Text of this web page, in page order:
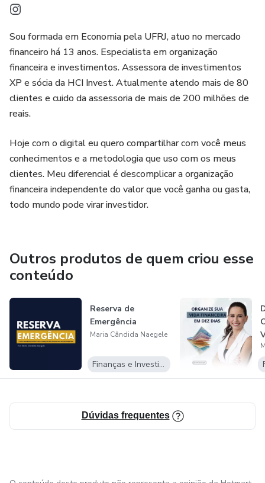
Sou formada em Economia pela UFRJ, atuo no mercado
financeiro há 13 anos. Especialista em organização
financeira e investimentos. Assessora de investimentos
XP e sócia da HCI Invest. Atualmente atendo mais de 80
clientes e cuido da assessoria de mais de 200 milhões de
reais.
Hoje com o digital eu quero compartilhar com você meus
conhecimentos e a metodologia que uso com os meus
clientes. Meu diferencial é descomplicar a organização
financeira independente do valor que você ganha ou gasta,
todo mundo pode virar investidor.
Outros produtos de quem criou esse
conteúdo
Reserva de
Emergência
Maria Cândida Naegele
Finanças e Investimentos
Dúvidas frequentes